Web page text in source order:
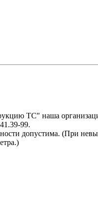
ТС" наша
99.
допустима. (При